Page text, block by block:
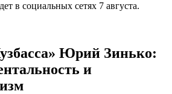
в социальных сетях 7 августа.
Юрий Зинько:
и